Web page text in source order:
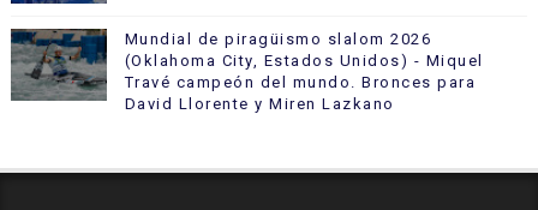
Mundial de piragüismo slalom 2026
(Oklahoma City, Estados Unidos) - Miquel
Travé campeón del mundo. Bronces para
David Llorente y Miren Lazkano